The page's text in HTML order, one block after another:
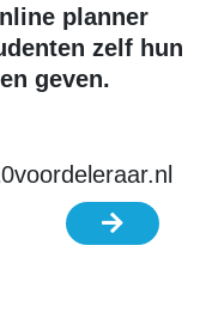
planner
zelf hun
geven.